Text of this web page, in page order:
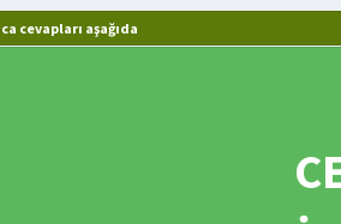
cevapları aşağıda